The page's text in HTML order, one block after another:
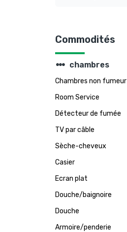
Commodités
steppers chambres
Chambres non fumeur
Room Service
Détecteur de fumée
TV par câble
Sèche-cheveux
Casier
Ecran plat
Douche/baignoire
Douche
Armoire/penderie